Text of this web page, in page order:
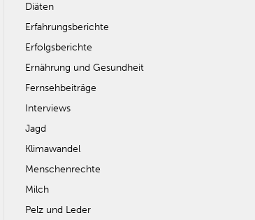
Diäten
Erfahrungsberichte
Erfolgsberichte
Ernährung und Gesundheit
Fernsehbeiträge
Interviews
Jagd
Klimawandel
Menschenrechte
Milch
Pelz und Leder